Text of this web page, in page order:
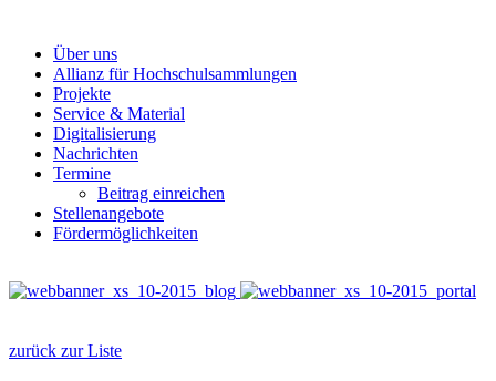
Über uns
Allianz für Hochschulsammlungen
Projekte
Service & Material
Digitalisierung
Nachrichten
Termine
Beitrag einreichen
Stellenangebote
Fördermöglichkeiten
zurück zur Liste